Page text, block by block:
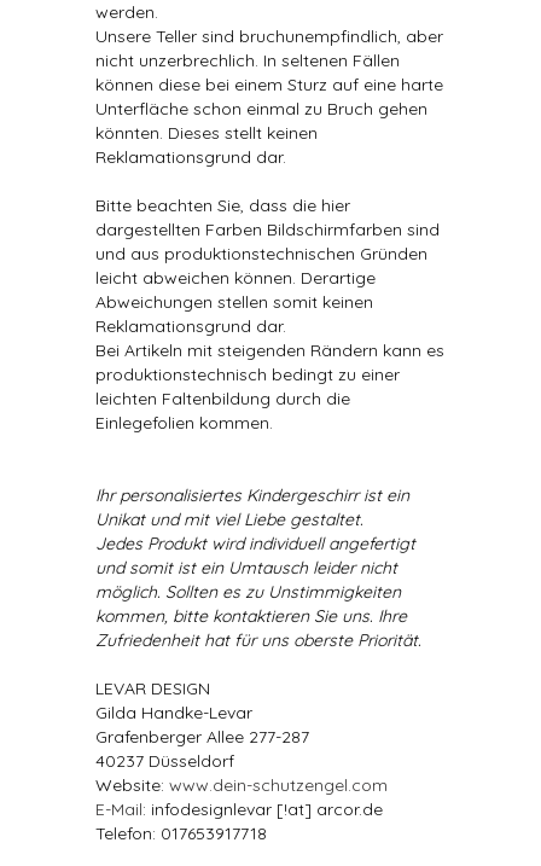
werden.
Unsere Teller sind bruchunempfindlich, aber
nicht unzerbrechlich. In seltenen Fällen
können diese bei einem Sturz auf eine harte
Unterfläche schon einmal zu Bruch gehen
könnten. Dieses stellt keinen
Reklamationsgrund dar.
Bitte beachten Sie, dass die hier
dargestellten Farben Bildschirmfarben sind
und aus produktionstechnischen Gründen
leicht abweichen können. Derartige
Abweichungen stellen somit keinen
Reklamationsgrund dar.
Bei Artikeln mit steigenden Rändern kann es
produktionstechnisch bedingt zu einer
leichten Faltenbildung durch die
Einlegefolien kommen.
Ihr personalisiertes Kindergeschirr ist ein
Unikat und mit viel Liebe gestaltet.
Jedes Produkt wird individuell angefertigt
und somit ist ein Umtausch leider nicht
möglich. Sollten es zu Unstimmigkeiten
kommen, bitte kontaktieren Sie uns. Ihre
Zufriedenheit hat für uns oberste Priorität.
LEVAR DESIGN
Gilda Handke-Levar
Grafenberger Allee 277-287
40237 Düsseldorf
Website: www.dein-schutzengel.com
E-Mail: infodesignlevar [!at] arcor.de
Telefon: 017653917718